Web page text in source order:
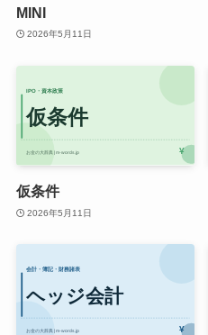
MINI
2026年5月11日
仮条件
2026年5月11日